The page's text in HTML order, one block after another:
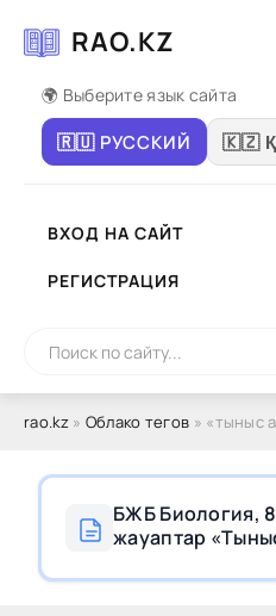
RAO.KZ
🌍 Выберите язык сайта
🇷🇺 РУССКИЙ 🇰🇿
ВХОД НА САЙТ
РЕГИСТРАЦИЯ
rao.kz» Облако тегов » «тыныс
БЖБ Биология,
жауаптар